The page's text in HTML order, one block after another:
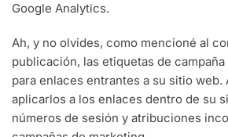
Google Analytics.
Ah, y no olvides, como mencioné al
publicación, las etiquetas de
para enlaces entrantes a su sitio web.
aplicarlos a los enlaces dentro de su
números de sesión y atribuciones